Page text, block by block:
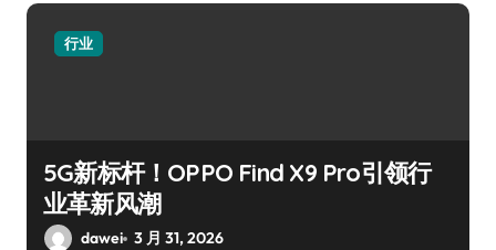
行业
5G新标杆！OPPO Find X9 Pro引领行
业革新风潮
dawei 3 月 31, 2026